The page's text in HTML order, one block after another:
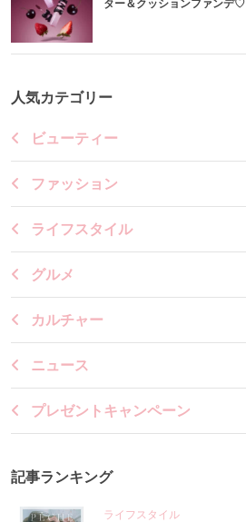
ター＆クッションファンデ♡
人気カテゴリー
ビューティー
ファッション
ライフスタイル
グルメ
カルチャー
ニュース
プレゼントキャンペーン
記事ランキング
ライフスタイル